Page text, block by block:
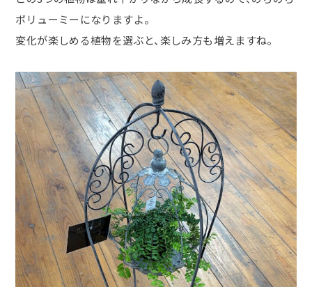
ボリューミーになりますよ。
変化が楽しめる植物を選ぶと、楽しみ方も増えますね。